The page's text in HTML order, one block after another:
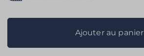
Ajouter au panier